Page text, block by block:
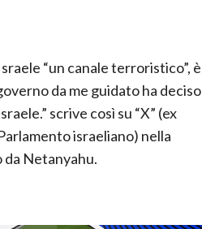
“un canale terroristico”, è
da me guidato ha deciso
scrive così su “X” (ex
israeliano) nella
da Netanyahu.